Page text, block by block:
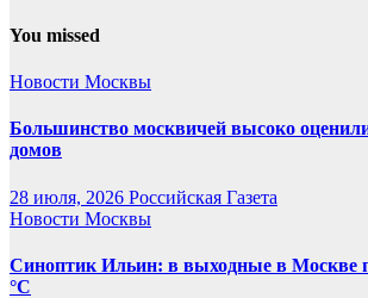
You missed
Новости Москвы
Большинство москвичей высоко
домов
28 июля, 2026 Российская Газета
Новости Москвы
Синоптик Ильин: в выходные в Москве
°C